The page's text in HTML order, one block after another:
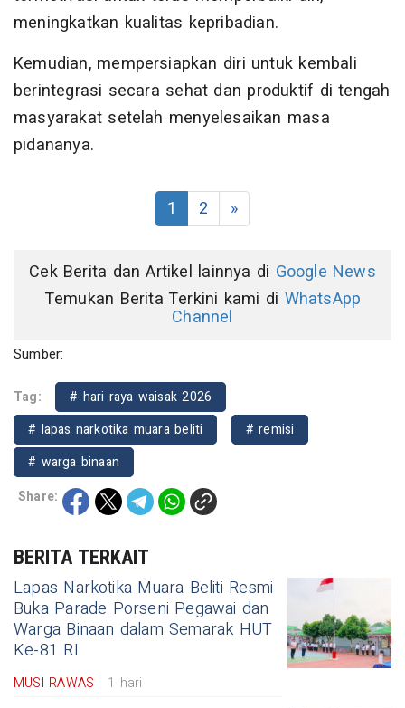
meningkatkan kualitas kepribadian.
Kemudian, mempersiapkan diri untuk kembali
berintegrasi secara sehat dan produktif di tengah
masyarakat setelah menyelesaikan masa
pidananya.
1 2 »
Cek Berita dan Artikel lainnya di Google News
Temukan Berita Terkini kami di WhatsApp
Channel
Sumber:
Tag:
# hari raya waisak 2026
# lapas narkotika muara beliti
# remisi
# warga binaan
Share:
BERITA TERKAIT
Lapas Narkotika Muara Beliti Resmi
Buka Parade Porseni Pegawai dan
Warga Binaan dalam Semarak HUT
Ke-81 RI
MUSI RAWAS 1 hari